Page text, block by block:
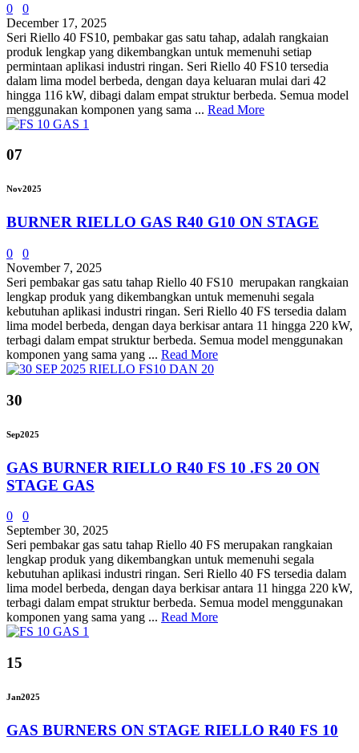
0
0
December 17, 2025
Seri Riello 40 FS10, pembakar gas satu tahap, adalah rangkaian
produk lengkap yang dikembangkan untuk memenuhi setiap
permintaan aplikasi industri ringan. Seri Riello 40 FS10 tersedia
dalam lima model berbeda, dengan daya keluaran mulai dari 42
hingga 116 kW, dibagi dalam empat struktur berbeda. Semua model
menggunakan komponen yang sama ... Read More
07
Nov2025
BURNER RIELLO GAS R40 G10 ON STAGE
0
0
November 7, 2025
Seri pembakar gas satu tahap Riello 40 FS10 merupakan rangkaian
lengkap produk yang dikembangkan untuk memenuhi segala
kebutuhan aplikasi industri ringan. Seri Riello 40 FS tersedia dalam
lima model berbeda, dengan daya berkisar antara 11 hingga 220 kW,
terbagi dalam empat struktur berbeda. Semua model menggunakan
komponen yang sama yang ... Read More
30
Sep2025
GAS BURNER RIELLO R40 FS 10 .FS 20 ON
STAGE GAS
0
0
September 30, 2025
Seri pembakar gas satu tahap Riello 40 FS merupakan rangkaian
lengkap produk yang dikembangkan untuk memenuhi segala
kebutuhan aplikasi industri ringan. Seri Riello 40 FS tersedia dalam
lima model berbeda, dengan daya berkisar antara 11 hingga 220 kW,
terbagi dalam empat struktur berbeda. Semua model menggunakan
komponen yang sama yang ... Read More
15
Jan2025
GAS BURNERS ON STAGE RIELLO R40 FS 10